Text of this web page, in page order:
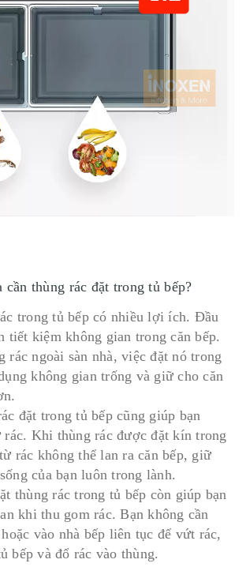
cần thùng rác đặt trong tủ bếp?
trong tủ bếp có nhiều lợi ích. Đầu
tiết kiệm không gian trong căn bếp.
rác ngoài sàn nhà, việc đặt nó trong
không gian trống và giữ cho căn
đặt trong tủ bếp cũng giúp bạn
Khi thùng rác được đặt kín trong
rác không thể lan ra căn bếp, giữ
của bạn luôn trong lành.
thùng rác trong tủ bếp còn giúp bạn
khi thu gom rác. Bạn không cần
vào nhà bếp liên tục để vứt rác,
bếp và đổ rác vào thùng.